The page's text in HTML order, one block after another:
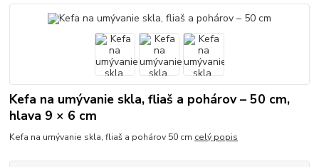
Kefa na umývanie skla, fliaš a pohárov – 50 cm,
hlava 9 × 6 cm
Kefa na umývanie skla, fliaš a pohárov 50 cm celý popis